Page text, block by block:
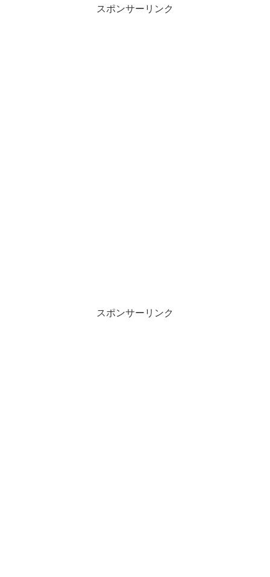
スポンサーリンク
スポンサーリンク